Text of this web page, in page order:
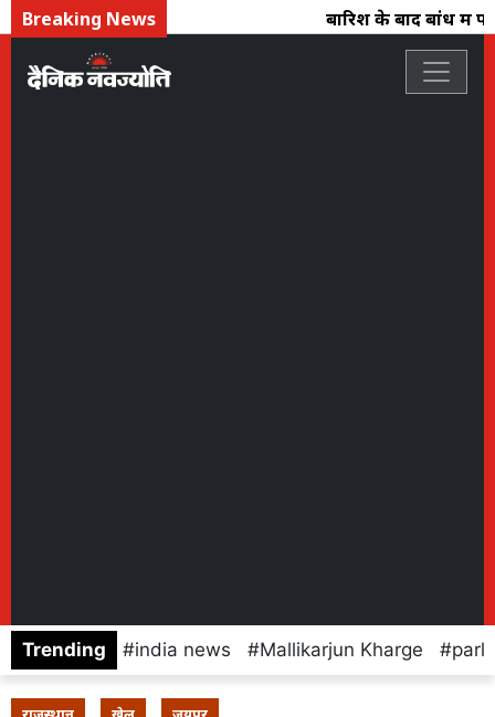
Breaking News बारिश के बाद बांध में
Trending india news Mallikarjun Kharge